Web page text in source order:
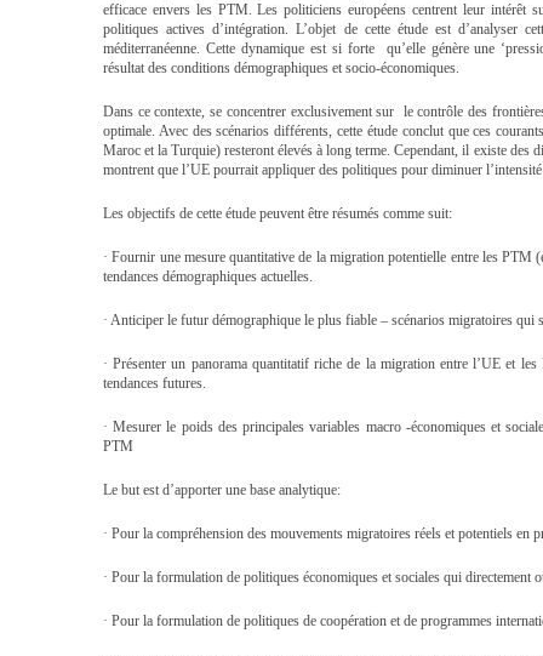
efficace envers les PTM. Les politiciens européens centrent leur intérêt
politiques actives d’intégration. L’objet de cette étude est d’analyser
méditerranéenne. Cette dynamique est si forte qu’elle génère une
résultat des conditions démographiques et socio-économiques.
Dans ce contexte, se concentrer exclusivement sur le contrôle des
optimale. Avec des scénarios différents, cette étude conclut que ces
Maroc et la Turquie) resteront élevés à long terme. Cependant, il existe des
montrent que l’UE pourrait appliquer des politiques pour diminuer
Les objectifs de cette étude peuvent être résumés comme suit:
· Fournir une mesure quantitative de la migration potentielle entre les PTM
tendances démographiques actuelles.
· Anticiper le futur démographique le plus fiable – scénarios migratoires qui
· Présenter un panorama quantitatif riche de la migration entre l’UE et
tendances futures.
· Mesurer le poids des principales variables macro -économiques et
PTM
Le but est d’apporter une base analytique:
· Pour la compréhension des mouvements migratoires réels et potentiels en
· Pour la formulation de politiques économiques et sociales qui directement
· Pour la formulation de politiques de coopération et de programmes